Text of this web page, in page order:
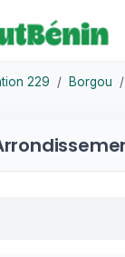
229 Borgou